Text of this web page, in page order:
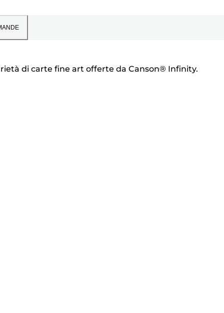
di carte fine art offerte da Canson® Infinity.